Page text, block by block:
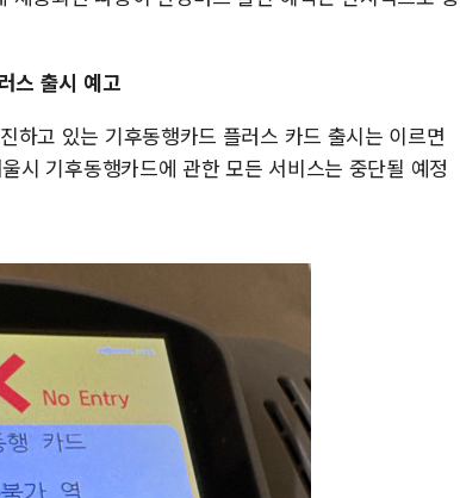
스 출시 예고
하고 있는 기후동행카드 플러스 카드 출시는 이르면
시 기후동행카드에 관한 모든 서비스는 중단될 예정